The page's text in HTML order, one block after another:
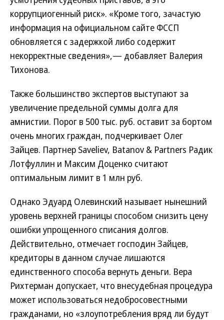
коррупциогенный риск». «Кроме того, зачастую
информация на официальном сайте ФССП
обновляется с задержкой либо содержит
некорректные сведения»,— добавляет Валерия
Тихонова.
Также большинство экспертов выступают за
увеличение предельной суммы долга для
амнистии. Порог в 500 тыс. руб. оставит за бортом
очень многих граждан, подчеркивает Олег
Зайцев. Партнер Saveliev, Batanov & Partners Радик
Лотфуллин и Максим Доценко считают
оптимальным лимит в 1 млн руб.
Однако Эдуард Олевинский называет нынешний
уровень верхней границы способом снизить цену
ошибки упрощенного списания долгов.
Действительно, отмечает господин Зайцев,
кредиторы в данном случае лишаются
единственного способа вернуть деньги. Вера
Рихтерман допускает, что внесудебная процедура
может использоваться недобросовестными
гражданами, но «злоупотребления вряд ли будут